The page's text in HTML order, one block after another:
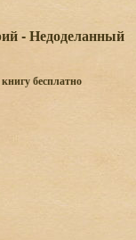
- Недоделанный
бесплатно